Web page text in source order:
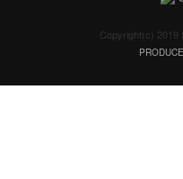
Copyright(c) 2019